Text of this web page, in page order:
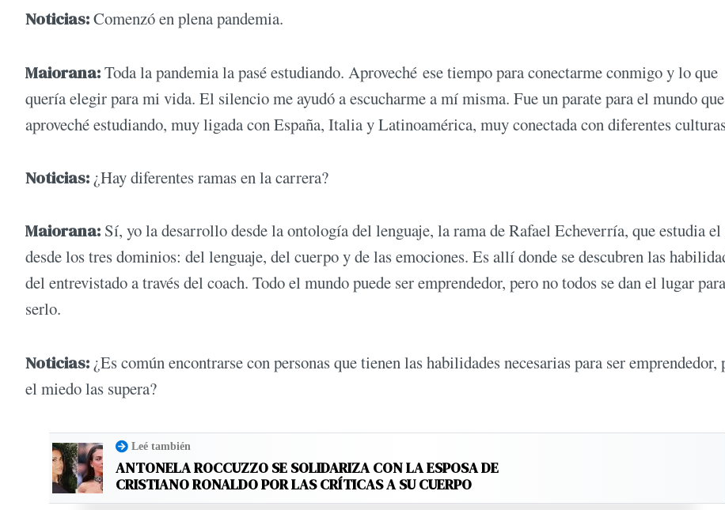
Noticias:Comenzó en plena pandemia.
Maiorana:Toda la pandemia la pasé estudiando. Aproveché ese tiempo para conectarme conmigo y lo que
quería elegir para mi vida. El silencio me ayudó a escucharme a mí misma. Fue un parate para el mundo que
aproveché estudiando, muy ligada con España, Italia y Latinoamérica, muy conectada con diferentes
Noticias: ¿Hay diferentes ramas en la carrera?
Maiorana: Sí, yo la desarrollo desde la ontología del lenguaje, la rama de Rafael Echeverría, que estudia el
desde los tres dominios: del lenguaje, del cuerpo y de las emociones. Es allí donde se descubren las
del entrevistado a través del coach. Todo el mundo puede ser emprendedor, pero no todos se dan el lugar para
serlo.
Noticias: ¿Es común encontrarse con personas que tienen las habilidades necesarias para ser emprendedor,
el miedo las supera?
Leé también
ANTONELA ROCCUZZO SE SOLIDARIZA CON LA ESPOSA DE
CRISTIANO RONALDO POR LAS CRÍTICAS A SU CUERPO